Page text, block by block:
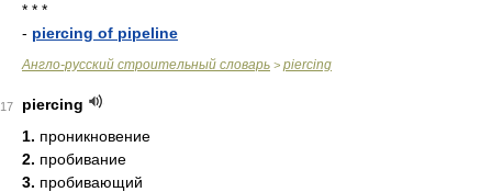
* * *
- piercing of pipeline
Англо-русский строительный словарь > piercing
17
piercing
1. проникновение
2. пробивание
3. пробивающий